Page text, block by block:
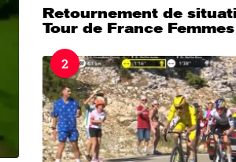
Retournement de
Tour de France Femmes
2